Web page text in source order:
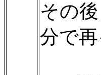
その
分で